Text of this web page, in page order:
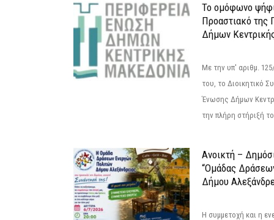
Το ομόφωνο
Προαστιακό της
Δήμων
Με την υπ' αριθμ.
του, το Διοικητικό
Ένωσης Δήμων
την πλήρη στήριξή
Ανοικτή –
“Ομάδας
Δήμου
Η συμμετοχή και η